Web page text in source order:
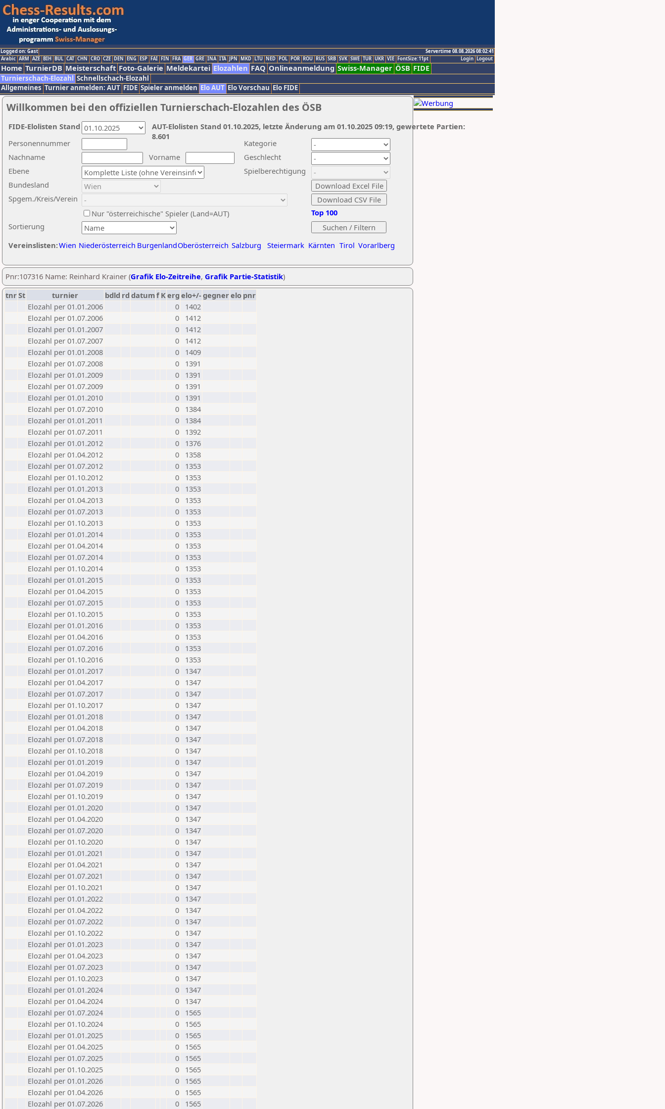
Logged on: Gast
Servertime 08.08.2026 08:02:41
Logout
Login
Arabic ARM AZE BIH BUL CAT CHN CRO CZE DEN ENG ESP FAI FIN FRA GER GRE INA ITA JPN MKD LTU NED POL POR ROU RUS SRB SVK SWE TUR UKR VIE FontSize:11pt
Home TurnierDB Meisterschaft Foto-Galerie Meldekartei Elozahlen FAQ Onlineanmeldung Swiss-Manager ÖSB FIDE
Turnierschach-Elozahl Schnellschach-Elozahl
Allgemeines Turnier anmelden: AUT FIDE Spieler anmelden Elo AUT Elo Vorschau Elo FIDE
Willkommen bei den offiziellen Turnierschach-Elozahlen des ÖSB
Nachname
Vorname
Ebene
Kategorie
Sortierung
Personennummer
Bundesland
Spgem./Kreis/Verein
Geschlecht
Nur "österreichische" Spieler (Land=AUT)
Spielberechtigung
Vereinslisten:Wien Niederösterreich BurgenlandOberösterreich Salzburg Steiermark Kärnten Tirol Vorarlberg
Top 100
AUT-Elolisten Stand 01.10.2025, letzte Änderung am 01.10.2025 09:19, gewertete Partien:
8.601
FIDE-Elolisten Stand
Pnr:107316 Name: Reinhard Krainer (Grafik Elo-Zeitreihe, Grafik Partie-Statistik)
tnrSt turnier bdld rd datumf Kerg elo+/-gegnerelo pnr
Elozahl per 01.01.2006
0
1402
Elozahl per 01.07.2006
0
1412
Elozahl per 01.01.2007
0
1412
Elozahl per 01.07.2007
0
1412
Elozahl per 01.01.2008
0
1409
Elozahl per 01.07.2008
0
1391
Elozahl per 01.01.2009
0
1391
Elozahl per 01.07.2009
0
1391
Elozahl per 01.01.2010
0
1391
Elozahl per 01.07.2010
0
1384
Elozahl per 01.01.2011
0
1384
Elozahl per 01.07.2011
0
1392
Elozahl per 01.01.2012
0
1376
Elozahl per 01.04.2012
0
1358
Elozahl per 01.07.2012
0
1353
Elozahl per 01.10.2012
0
1353
Elozahl per 01.01.2013
0
1353
Elozahl per 01.04.2013
0
1353
Elozahl per 01.07.2013
0
1353
Elozahl per 01.10.2013
0
1353
Elozahl per 01.01.2014
0
1353
Elozahl per 01.04.2014
0
1353
Elozahl per 01.07.2014
0
1353
Elozahl per 01.10.2014
0
1353
Elozahl per 01.01.2015
0
1353
Elozahl per 01.04.2015
0
1353
Elozahl per 01.07.2015
0
1353
Elozahl per 01.10.2015
0
1353
Elozahl per 01.01.2016
0
1353
Elozahl per 01.04.2016
0
1353
Elozahl per 01.07.2016
0
1353
Elozahl per 01.10.2016
0
1353
Elozahl per 01.01.2017
0
1347
Elozahl per 01.04.2017
0
1347
Elozahl per 01.07.2017
0
1347
Elozahl per 01.10.2017
0
1347
Elozahl per 01.01.2018
0
1347
Elozahl per 01.04.2018
0
1347
Elozahl per 01.07.2018
0
1347
Elozahl per 01.10.2018
0
1347
Elozahl per 01.01.2019
0
1347
Elozahl per 01.04.2019
0
1347
Elozahl per 01.07.2019
0
1347
Elozahl per 01.10.2019
0
1347
Elozahl per 01.01.2020
0
1347
Elozahl per 01.04.2020
0
1347
Elozahl per 01.07.2020
0
1347
Elozahl per 01.10.2020
0
1347
Elozahl per 01.01.2021
0
1347
Elozahl per 01.04.2021
0
1347
Elozahl per 01.07.2021
0
1347
Elozahl per 01.10.2021
0
1347
Elozahl per 01.01.2022
0
1347
Elozahl per 01.04.2022
0
1347
Elozahl per 01.07.2022
0
1347
Elozahl per 01.10.2022
0
1347
Elozahl per 01.01.2023
0
1347
Elozahl per 01.04.2023
0
1347
Elozahl per 01.07.2023
0
1347
Elozahl per 01.10.2023
0
1347
Elozahl per 01.01.2024
0
1347
Elozahl per 01.04.2024
0
1347
Elozahl per 01.07.2024
0
1565
Elozahl per 01.10.2024
0
1565
Elozahl per 01.01.2025
0
1565
Elozahl per 01.04.2025
0
1565
Elozahl per 01.07.2025
0
1565
Elozahl per 01.10.2025
0
1565
Elozahl per 01.01.2026
0
1565
Elozahl per 01.04.2026
0
1565
Elozahl per 01.07.2026
0 1565